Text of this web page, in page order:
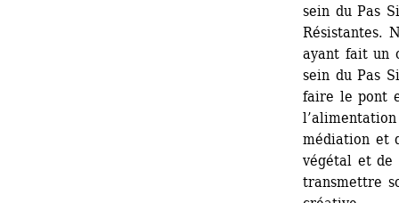
sein du Pas
Résistantes.
ayant fait un
sein du Pas
faire le pont
médiation et
végétal et de
transmettre